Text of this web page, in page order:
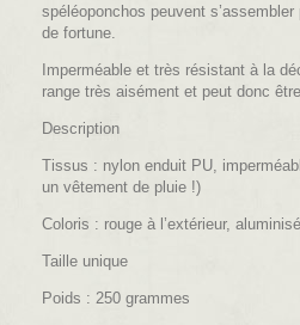
spéléoponchos peuvent
de fortune.
Imperméable et très résistant à la
range très aisément et peut donc
Description
Tissus : nylon enduit PU,
un vêtement de pluie !)
Coloris : rouge à l’extérieur,
Taille unique
Poids : 250 grammes